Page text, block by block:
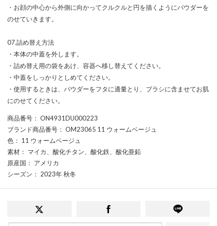
・お顔の中心から外側に向かってクルクルと円を描くようにパウダーを
のせていきます。
07.詰め替え方法
・本体の中蓋を外します。
・詰め替え用の袋をあけ、容器へ移し替えてください。
・中蓋をしっかりとしめてください。
・使用するときは、パウダーをフタに適量とり、ブラシに含ませてお肌
にのせてください。
商品番号 ： ON4931DU000223
ブランド商品番号 ： OM23065 11 ウォームベージュ
色 ： 11 ウォームベージュ
素材 ： マイカ、酸化チタン、酸化鉄、酸化亜鉛
原産国 ： アメリカ
シーズン ： 2023年 秋冬